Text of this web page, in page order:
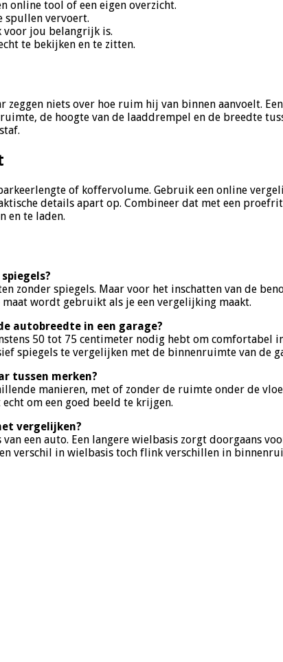
online tool of een eigen overzicht.
spullen vervoert.
voor jou belangrijk is.
te bekijken en te zitten.
zeggen niets over hoe ruim hij van binnen aanvoelt.
de hoogte van de laaddrempel en de breedte
of koffervolume. Gebruik een online
details apart op. Combineer dat met een
en te laden.
zonder spiegels. Maar voor het inschatten van de
wordt gebruikt als je een vergelijking maakt.
autobreedte in een garage?
50 tot 75 centimeter nodig hebt om comfortabel
spiegels te vergelijken met de binnenruimte van de
tussen merken?
manieren, met of zonder de ruimte onder de
om een goed beeld te krijgen.
vergelijken?
een auto. Een langere wielbasis zorgt doorgaans
verschil in wielbasis toch flink verschillen in